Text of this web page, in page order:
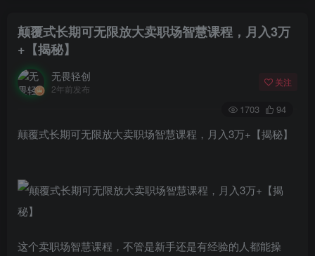
颠覆式长期可无限放大卖职场智慧课程，月入3万
+【揭秘】
无畏轻创
2年前发布
关注
1703 94
颠覆式长期可无限放大卖职场智慧课程，月入3万+【揭秘】
这个卖职场智慧课程，不管是新手还是有经验的人都能操